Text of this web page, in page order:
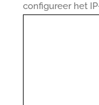
configureer het